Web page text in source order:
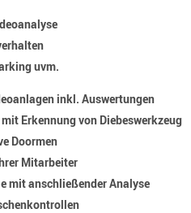
uvm.
inkl. Auswertungen
Erkennung von Diebeswerkzeug
Doormen
Mitarbeiter
mit anschließender Analyse